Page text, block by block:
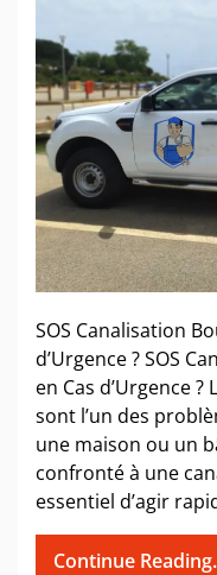
SOS Canalisation
d’Urgence ? SOS
en Cas d’Urgence
sont l’un des
une maison ou un
confronté à une
essentiel d’agir
Continue